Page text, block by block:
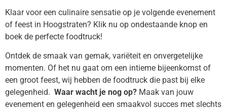
Klaar voor een culinaire sensatie op je volgende evenement
of feest in Hoogstraten? Klik nu op ondestaande knop en
boek de perfecte foodtruck!
Ontdek de smaak van gemak, variëteit en onvergetelijke
momenten. Of het nu gaat om een intieme bijeenkomst of
een groot feest, wij hebben de foodtruck die past bij elke
gelegenheid. Waar wacht je nog op? Maak van jouw
evenement en gelegenheid een smaakvol succes met slechts